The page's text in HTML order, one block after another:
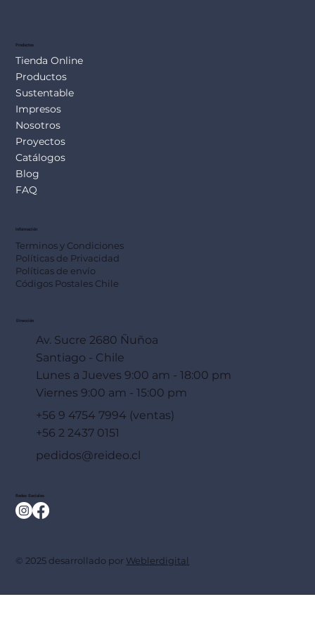
Productos
Tienda Online
Productos
Sustentable
Impresos
Nosotros
Proyectos
Catálogos
Blog
FAQ
Información
Terminos y Condiciones
Políticas de Privacidad
Políticas de envío
Códigos Postales Chile
Dirección
Av. Sucre 2680 Ñuñoa
Santiago - Chile
Lunes a Jueves 9:00 am - 18:00 pm
Viernes 9:00 am - 15:00 pm
+56 9 4754 7994 (ventas)
+56 2 2437 0151
pedidos@reideo.cl
Redes Sociales
© 2025 desarrollado por Weblerdigital